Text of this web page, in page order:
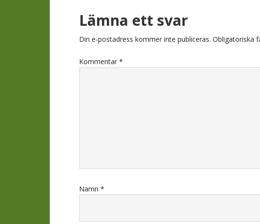
Läsarkommentarer
Lämna ett svar
Din e-postadress kommer inte publiceras. Obligatoriska
Kommentar *
Namn *